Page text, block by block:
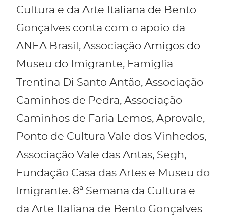
Cultura e da Arte Italiana de Bento
Gonçalves conta com o apoio da
ANEA Brasil, Associação Amigos do
Museu do Imigrante, Famiglia
Trentina Di Santo Antão, Associação
Caminhos de Pedra, Associação
Caminhos de Faria Lemos, Aprovale,
Ponto de Cultura Vale dos Vinhedos,
Associação Vale das Antas, Segh,
Fundação Casa das Artes e Museu do
Imigrante. 8ª Semana da Cultura e
da Arte Italiana de Bento Gonçalves